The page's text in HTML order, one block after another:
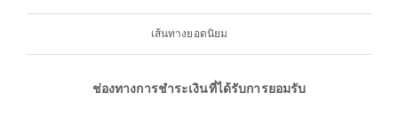
เส้นทางยอดนิยม
ช่องทางการชำระเงินที่ได้รับการยอมรับ